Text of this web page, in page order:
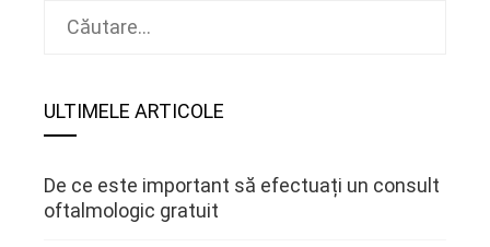
Caută
ULTIMELE ARTICOLE
De ce este important să efectuați un consult
oftalmologic gratuit